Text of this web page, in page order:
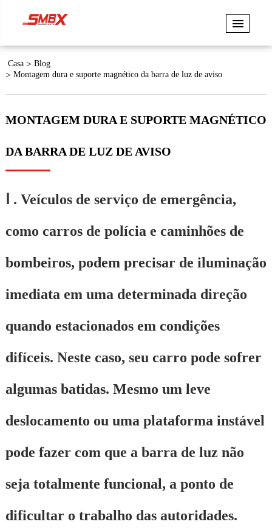
Casa
Blog
Montagem dura e suporte magnético da barra de luz de aviso
MONTAGEM DURA E SUPORTE MAGNÉTICO
DA BARRA DE LUZ DE AVISO
Ⅰ . Veículos de serviço de emergência,
como carros de polícia e caminhões de
bombeiros, podem precisar de iluminação
imediata em uma determinada direção
quando estacionados em condições
difíceis. Neste caso, seu carro pode sofrer
algumas batidas. Mesmo um leve
deslocamento ou uma plataforma instável
pode fazer com que a barra de luz não
seja totalmente funcional, a ponto de
dificultar o trabalho das autoridades.